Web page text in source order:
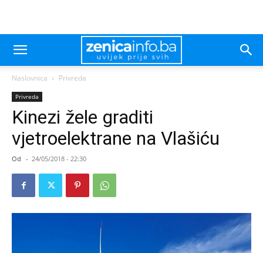
Naslovnica Privreda
Privreda
Kinezi žele graditi
vjetroelektrane na Vlašiću
Od - 24/05/2018 - 22:30